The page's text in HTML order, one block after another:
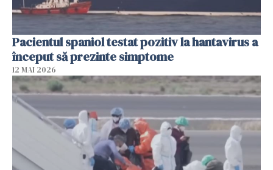
Pacientul spaniol testat pozitiv la hantavirus a
început să prezinte simptome
12 MAI 2026